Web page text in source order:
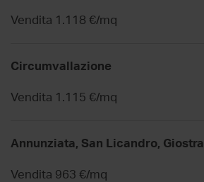
Vendita 1.118 €/mq
Circumvallazione
Vendita 1.115 €/mq
Annunziata, San Licandro, Giostra
Vendita 963 €/mq